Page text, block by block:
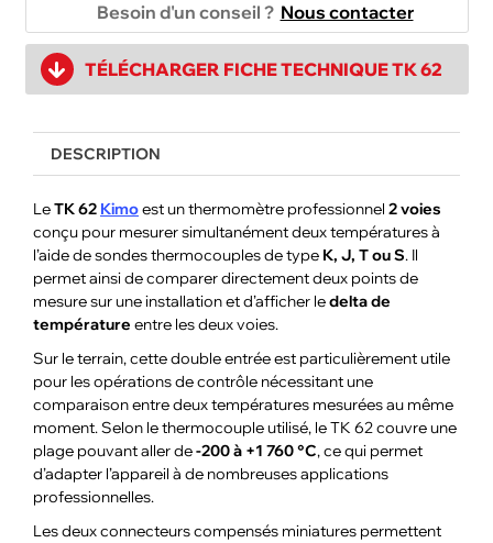
Besoin d'un conseil ? Nous contacter
TÉLÉCHARGER FICHE TECHNIQUE TK 62
DESCRIPTION
LeTK 62 Kimoest un thermomètre professionnel 2 voies
conçu pour mesurer simultanément deux températures à
l’aide de sondes thermocouples de type K, J, T ou S. Il
permet ainsi de comparer directement deux points de
mesure sur une installation et d’afficher ledelta de
température entre les deux voies.
Sur le terrain, cette double entrée est particulièrement utile
pour les opérations de contrôle nécessitant une
comparaison entre deux températures mesurées au même
moment. Selon le thermocouple utilisé, le TK 62 couvre une
plage pouvant aller de-200 à +1 760 °C, ce qui permet
d’adapter l’appareil à de nombreuses applications
professionnelles.
Les deux connecteurs compensés miniatures permettent